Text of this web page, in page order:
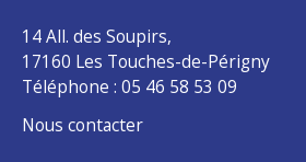
14 All. des Soupirs,
17160 Les Touches-de-Périgny
Téléphone : 05 46 58 53 09
Nous contacter